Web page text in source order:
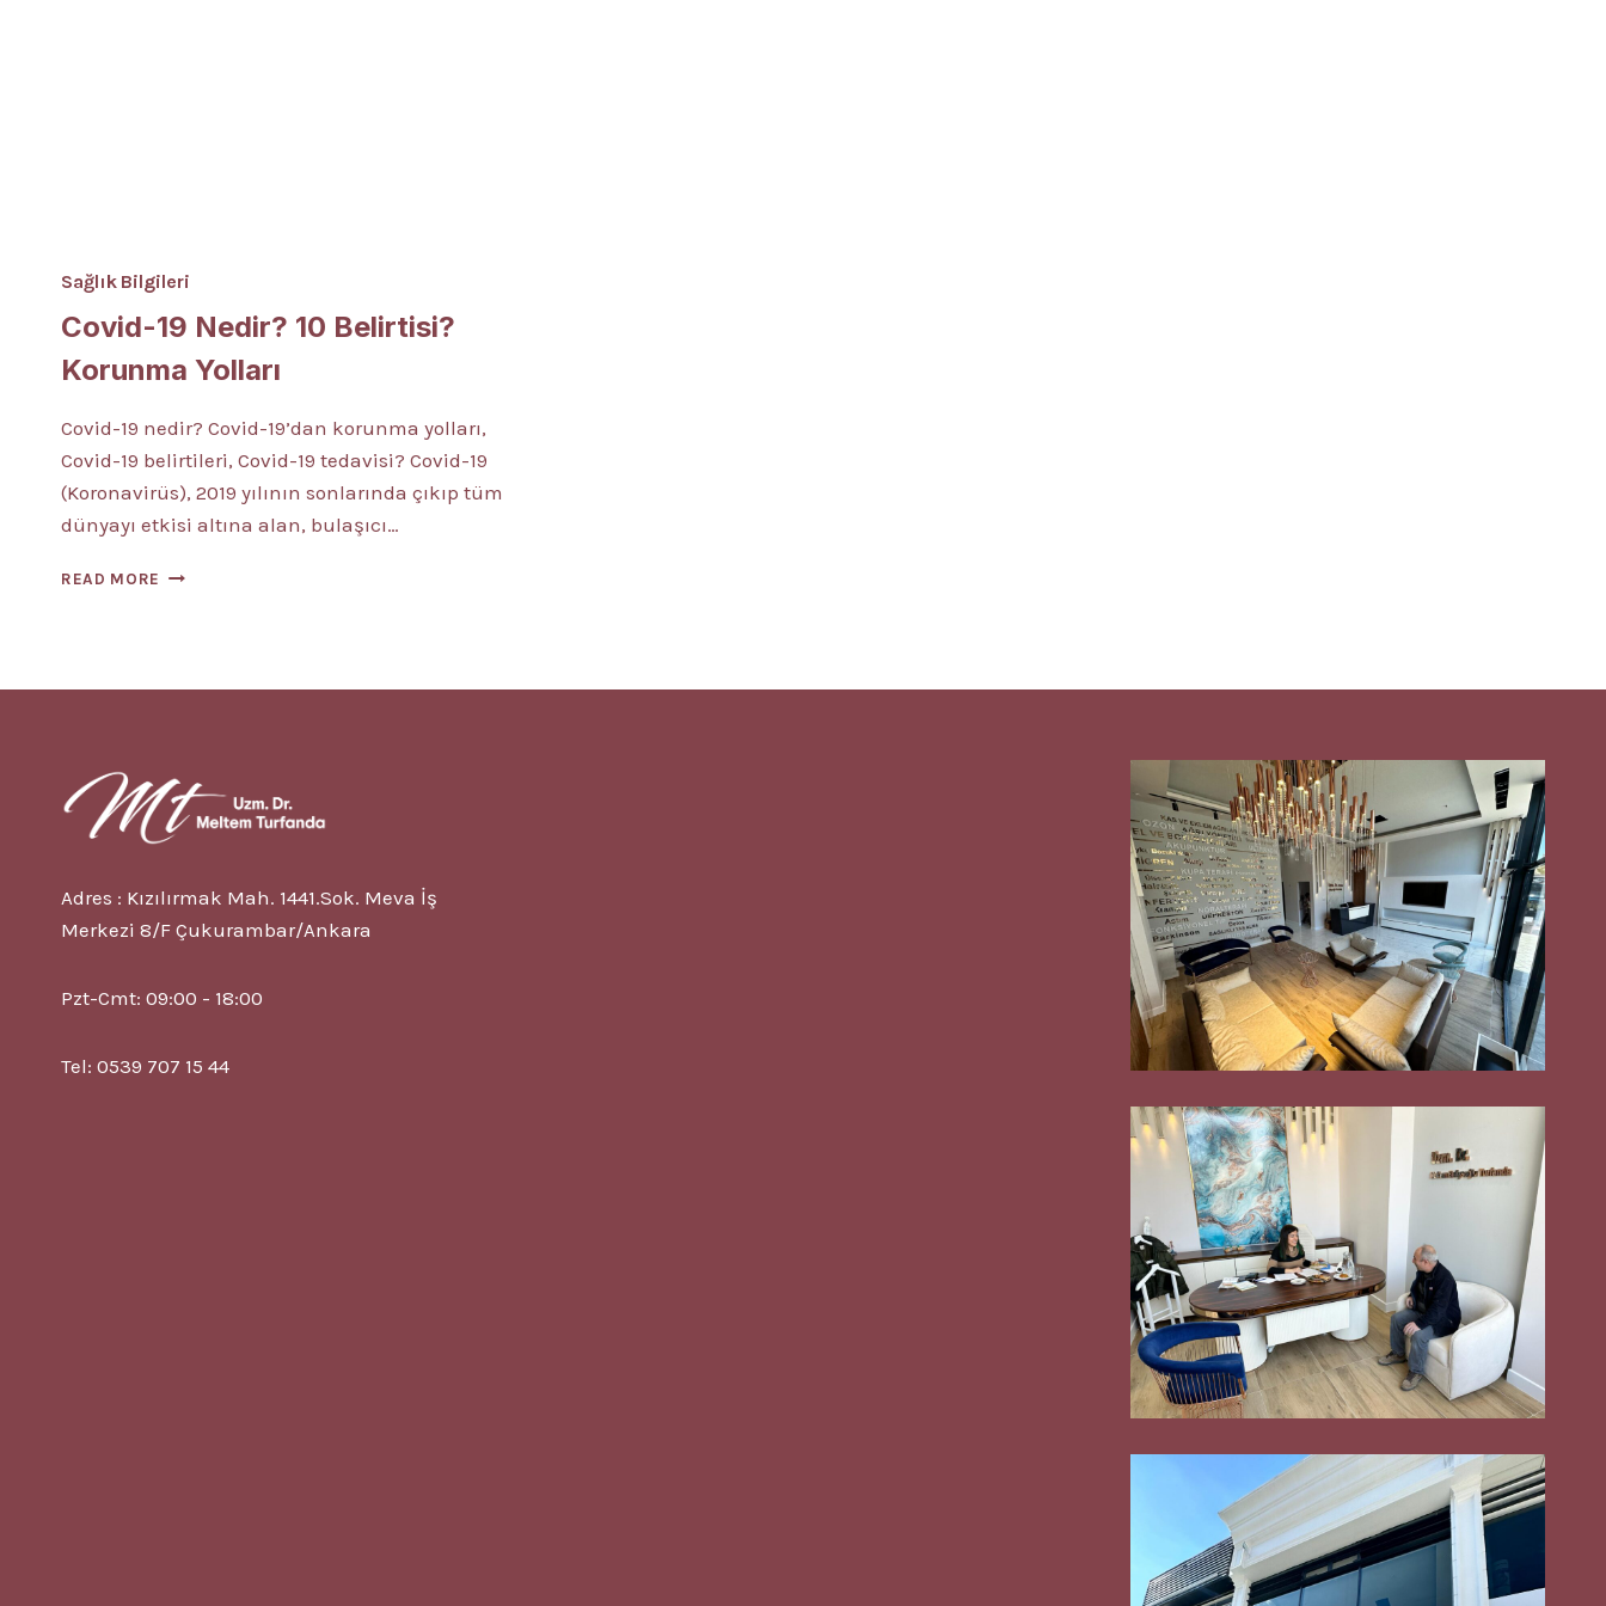
Sağlık Bilgileri
Covid-19 Nedir? 10 Belirtisi?
Korunma Yolları
Covid-19 nedir? Covid-19’dan korunma yolları,
Covid-19 belirtileri, Covid-19 tedavisi? Covid-19
(Koronavirüs), 2019 yılının sonlarında çıkıp tüm
dünyayı etkisi altına alan, bulaşıcı…
READ MORE COVID-
Adres : Kızılırmak Mah. 1441.Sok. Meva İş
Merkezi 8/F Çukurambar/Ankara
Pzt-Cmt: 09:00 - 18:00
Tel: 0539 707 15 44